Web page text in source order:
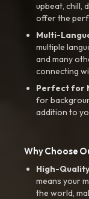
upbeat, chill,
offer the
Multi-
multiple
and many
connecting
Perfect for
for
addition to
Why Choose
High-
means your
the world,